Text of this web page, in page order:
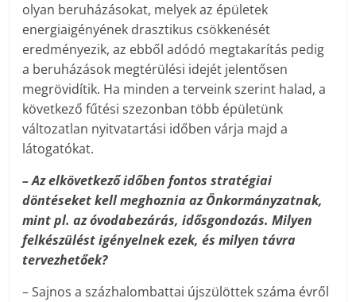
olyan beruházásokat, melyek az épületek
energiaigényének drasztikus csökkenését
eredményezik, az ebből adódó megtakarítás pedig
a beruházások megtérülési idejét jelentősen
megrövidítik. Ha minden a terveink szerint halad, a
következő fűtési szezonban több épületünk
változatlan nyitvatartási időben várja majd a
látogatókat.
– Az elkövetkező időben fontos stratégiai
döntéseket kell meghoznia az Önkormányzatnak,
mint pl. az óvodabezárás, idősgondozás. Milyen
felkészülést igényelnek ezek, és milyen távra
tervezhetőek?
– Sajnos a százhalombattai újszülöttek száma évről